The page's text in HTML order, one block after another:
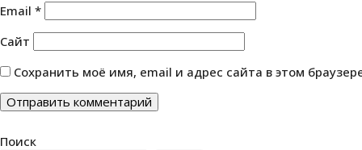
Email *
Сайт
Сохранить моё имя, email и адрес сайта в этом
Поиск